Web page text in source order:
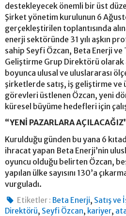
destekleyecek önemli bir üst
Şirket yönetim kurulunun 6
gerçekleştirilen toplantısında
enerji sektöründe 31 yılı aşkın
sahip Seyfi Özcan, Beta Enerji ve
Geliştirme Grup Direktörü olarak
boyunca ulusal ve uluslararası
şirketlerde satış, iş geliştirme
görevleri üstlenen Özcan, yeni
küresel büyüme hedefleri için
“YENİ PAZARLARA
Kurulduğu günden bu yana 6
ihracat yapan Beta Enerji’nin
oyuncu olduğu belirten Özcan,
yapılan ülke sayısını 130’a
vurguladı.
Etiketler : Beta Enerji, Satış ve
Direktörü, Seyfi Özcan, kariyer,